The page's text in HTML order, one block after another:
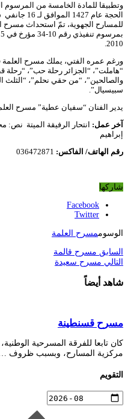
للمسارح الجهوية، تمّ استحداث مسرح
2010.
ورغم عمره الفتي، يملك مسرح العلمة
“هاملت”، “الجزائر رحلة حب”،
والصالحين”، “من حقي نحلم”، “الثلث
سبيسيال”.
يدير الفنان “سفيان عطية” مسرح العلمة الجهوي
آخر عمل: انتحار الرفيقة الميتة
إبراهيم
رقم الهاتف/ الفاكس: 036472871
شاركها
Facebook
Twitter
الوسوممسرح العلمة
السابق مسرح قالمة
التالي مسرح سعيدة
شاهد أيضاً
مسرح قسنطينة
كان تابعا للفرقة المسرحية
مركزية المسارح، وبسبب ظروف
التقويم